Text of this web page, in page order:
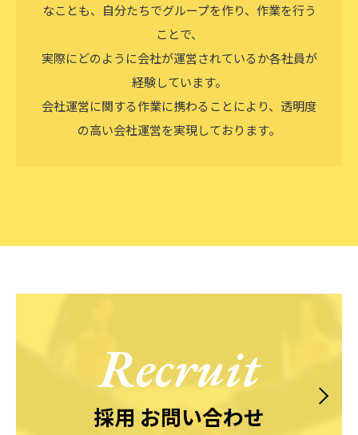
なことも、自分たちでグループを作り、作業を行う
ことで、
実際にどのように会社が運営されているか各社員が
経験しています。
会社運営に関する作業に携わることにより、透明度
の高い会社運営を実現しております。
Recruit
採用 お問い合わせ